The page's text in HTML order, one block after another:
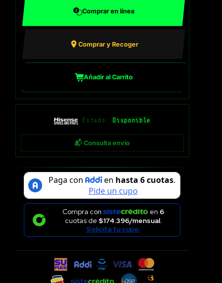
Comprar en línea
Comprar y Recoger
Añadir al Carrito
Estado: Disponible
📬 Consulta envío
Compra con en 6
cuotas de $174.396/mensual.
Solicita tu cupo.